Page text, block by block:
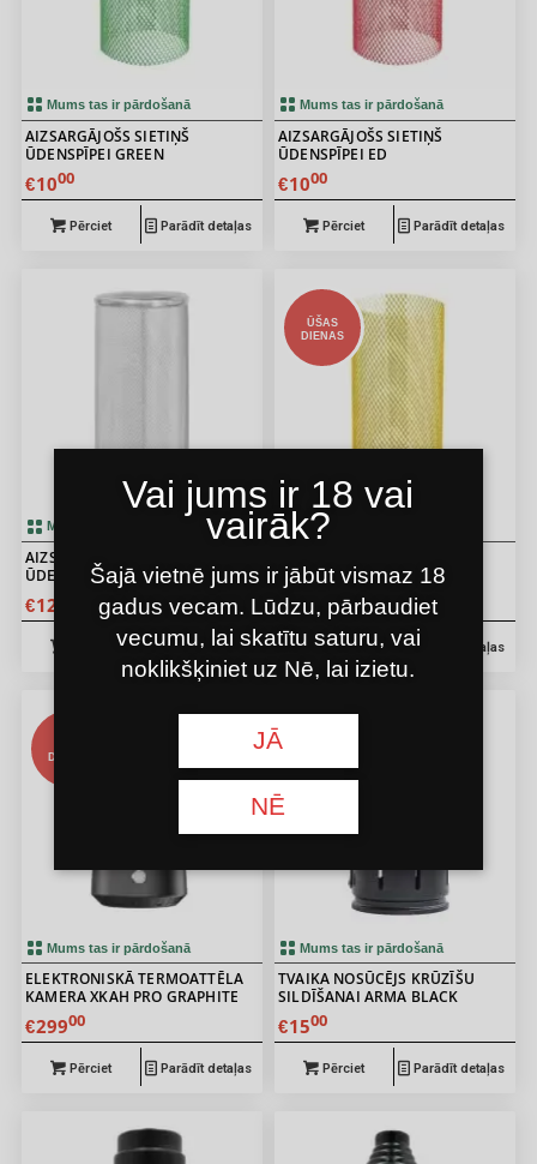
Mums tas ir pārdošanā
AIZSARGĀJOŠS SIETIŅŠ
ŪDENSPĪPEI GREEN
€1000
Pērciet Parādīt detaļas
Mums tas ir pārdošanā
AIZSARGĀJOŠS SIETIŅŠ
ŪDENSPĪPEI ED
€1000
Pērciet Parādīt detaļas
Mums tas ir pārdošanā
AIZSARGĀJOŠS SIETIŅŠ
ŪDENSPĪPEI SMALL SILVER
€12
Parādīt detaļas
ŪŠAS
DIENAS
Mums tas ir pārdošanā
ŪDENSPĪPEI DZELTENS
€ 600
Pērciet Parādīt detaļas
5.00
DIENAS
Mums tas ir pārdošanā
ELEKTRONISKĀ TERMOATTĒLA
KAMERA XKAH PRO GRAPHITE
€29900
Pērciet Parādīt detaļas
5.00
Mums tas ir pārdošanā
TVAIKA NOSŪCĒJS KRŪZĪŠU
SILDĪŠANAI ARMA BLACK
€1500
Pērciet Parādīt detaļas
Vai jums ir 18 vai
vairāk?
Šajā vietnē jums ir jābūt vismaz 18
gadus vecam. Lūdzu, pārbaudiet
vecumu, lai skatītu saturu, vai
noklikšķiniet uz Nē, lai izietu.
JĀ
NĒ